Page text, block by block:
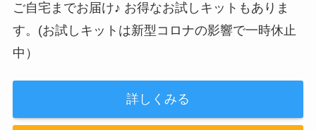
ご自宅までお届け♪ お得なお試しキットもありま
す。(お試しキットは新型コロナの影響で一時休止
中）
詳しくみる